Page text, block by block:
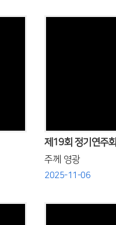
제19회 정기연주회
주께 영광
2025-11-06